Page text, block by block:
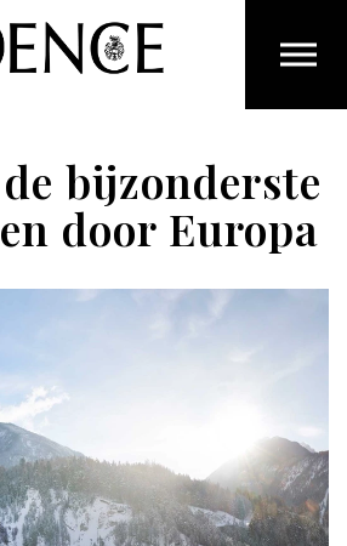
en ga direct naar de inhoud
bijzonderste
door Europa